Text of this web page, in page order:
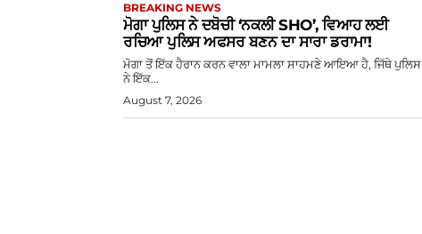
BREAKING NEWS
ਮੋਗਾ ਪੁਲਿਸ ਨੇ ਦਬੋਚੀ ‘ਨਕਲੀ SHO’, ਵਿਆਹ ਲਈ
ਰਚਿਆ ਪੁਲਿਸ ਅਫਸਰ ਬਣਨ ਦਾ ਸਾਰਾ ਡਰਾਮਾ!
ਮੋਗਾ ਤੋਂ ਇੱਕ ਹੈਰਾਨ ਕਰਨ ਵਾਲਾ ਮਾਮਲਾ ਸਾਹਮਣੇ ਆਇਆ ਹੈ, ਜਿੱਥੇ ਪੁਲਿਸ
ਨੇ ਇੱਕ...
August 7, 2026